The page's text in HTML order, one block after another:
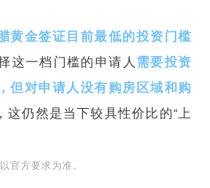
黄金签证目前最低的投资门槛
这一档门槛的申请人需要投资
但对申请人没有购房区域和购
这仍然是当下较具性价比的“上
官方要求为准。